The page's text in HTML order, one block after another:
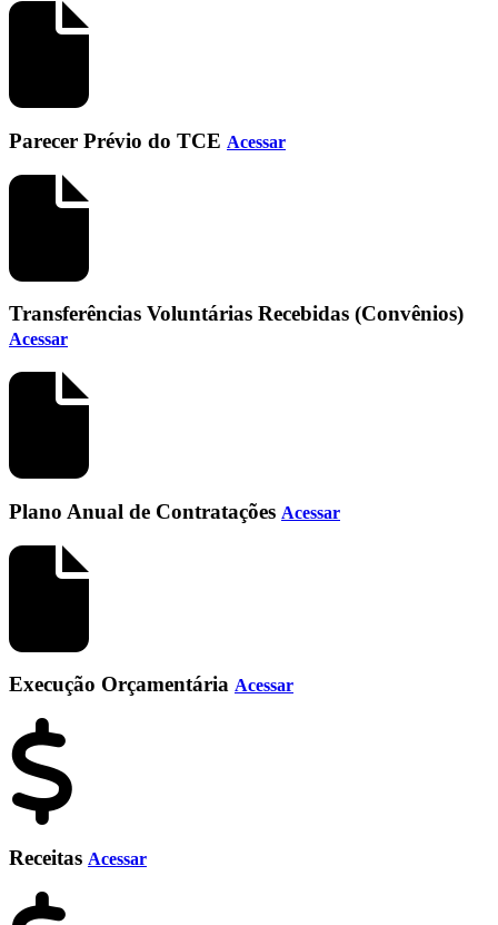
Parecer Prévio do TCE Acessar
Transferências Voluntárias Recebidas (Convênios)
Acessar
Plano Anual de Contratações Acessar
Execução Orçamentária Acessar
Receitas Acessar